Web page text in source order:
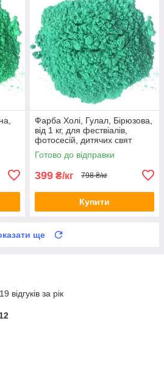
Фарба Холі, Гулал, Бірюзова,
від 1 кг, для фествіалів,
фотосесій, дитячих свят
Фарби холі
Готово до відправки
399 ₴/кг 798 ₴/кг
Купити
ще
відгуків за рік